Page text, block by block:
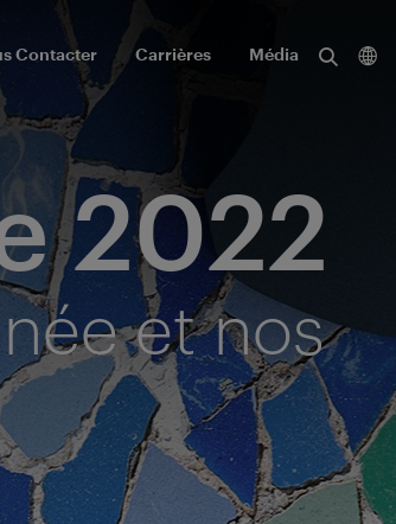
Contacter Carrières Média
2022
et nos